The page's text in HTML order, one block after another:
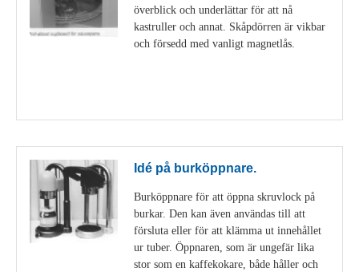
överblick och underlättar för att nå
kastruller och annat. Skåpdörren är vikbar
och försedd med vanligt magnetlås.
Idé på burköppnare.
Burköppnare för att öppna skruvlock på
burkar. Den kan även användas till att
försluta eller för att klämma ut innehållet
ur tuber. Öppnaren, som är ungefär lika
stor som en kaffekokare, både håller och